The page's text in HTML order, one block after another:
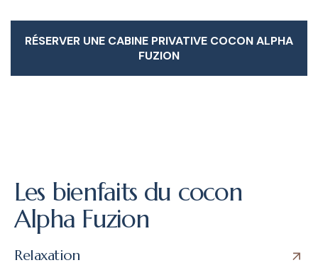
RÉSERVER UNE CABINE PRIVATIVE COCON ALPHA
FUZION
RÉSERVER UNE CABINE PRIVATIVE COCON ALPHA
Les bienfaits du cocon
Alpha Fuzion
Relaxation